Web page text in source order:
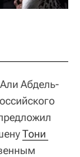
Абдель-
Тони